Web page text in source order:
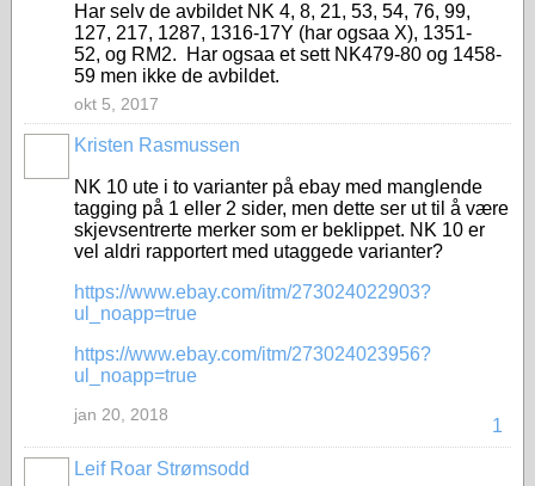
Har selv de avbildet NK 4, 8, 21, 53, 54, 76, 99,
127, 217, 1287, 1316-17Y (har ogsaa X), 1351-
52, og RM2. Har ogsaa et sett NK479-80 og 1458-
59 men ikke de avbildet.
okt 5, 2017
Kristen Rasmussen
NK 10 ute i to varianter på ebay med manglende
tagging på 1 eller 2 sider, men dette ser ut til å være
skjevsentrerte merker som er beklippet. NK 10 er
vel aldri rapportert med utaggede varianter?
https://www.ebay.com/itm/273024022903?
ul_noapp=true
https://www.ebay.com/itm/273024023956?
ul_noapp=true
1
jan 20, 2018
Leif Roar Strømsodd